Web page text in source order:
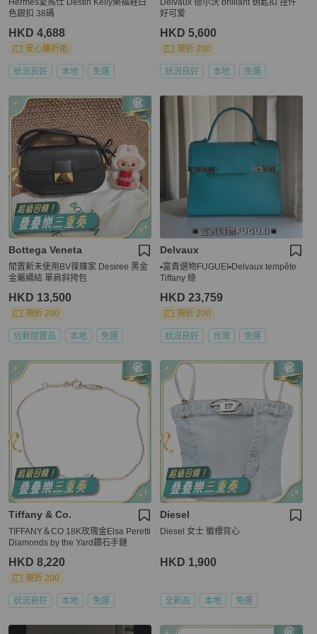
Hermes愛馬仕 Destin Kelly樂福鞋白
色銀扣 38碼
HKD 4,688
安心購折抵
狀況良好 本地 免運
Delvaux 德尔沃 brilliant 钥匙扣 挂件
好可爱
HKD 5,600
現折 200
狀況良好 本地 免運
Bottega Veneta
閒置新未使用BV葆蝶家 Desiree 黑金
金屬繩結 單肩斜挎包
HKD 13,500
現折 200
近新閒置品 本地 免運
Delvaux
▪️富貴選物FUGUEI▪️Delvaux tempête
Tiffany 綠
HKD 23,759
現折 200
狀況良好 台灣 免運
Tiffany & Co.
TIFFANY＆CO 18K玫瑰金Elsa Peretti
Diamonds by the Yard鑽石手鏈
HKD 8,220
現折 200
狀況良好 本地 免運
Diesel
Diesel 女士 徽標背心
HKD 1,900
全新品 本地 免運